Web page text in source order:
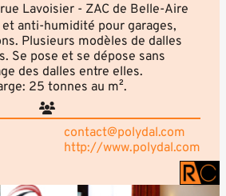
Lavoisier - ZAC de Belle-Aire
anti-humidité pour garages,
Plusieurs modèles de dalles
Se pose et se dépose sans
des dalles entre elles.
25 tonnes au m².
contact@polydal.com
http://www.polydal.com